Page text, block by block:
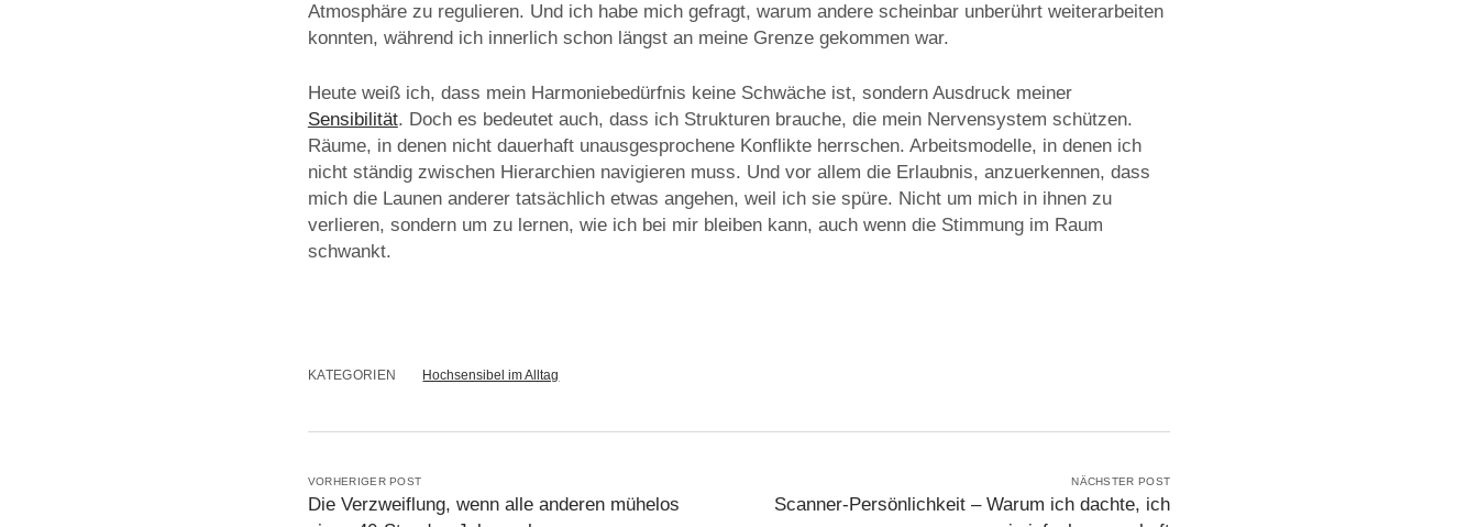
Atmosphäre zu regulieren. Und ich habe mich gefragt, warum andere scheinbar unberührt weiterarbeiten
konnten, während ich innerlich schon längst an meine Grenze gekommen war.
Heute weiß ich, dass mein Harmoniebedürfnis keine Schwäche ist, sondern Ausdruck meiner
Sensibilität. Doch es bedeutet auch, dass ich Strukturen brauche, die mein Nervensystem schützen.
Räume, in denen nicht dauerhaft unausgesprochene Konflikte herrschen. Arbeitsmodelle, in denen ich
nicht ständig zwischen Hierarchien navigieren muss. Und vor allem die Erlaubnis, anzuerkennen, dass
mich die Launen anderer tatsächlich etwas angehen, weil ich sie spüre. Nicht um mich in ihnen zu
verlieren, sondern um zu lernen, wie ich bei mir bleiben kann, auch wenn die Stimmung im Raum
schwankt.
KATEGORIEN Hochsensibel im Alltag
VORHERIGER POST
Die Verzweiflung, wenn alle anderen mühelos
NÄCHSTER POST
Scanner-Persönlichkeit – Warum ich dachte, ich